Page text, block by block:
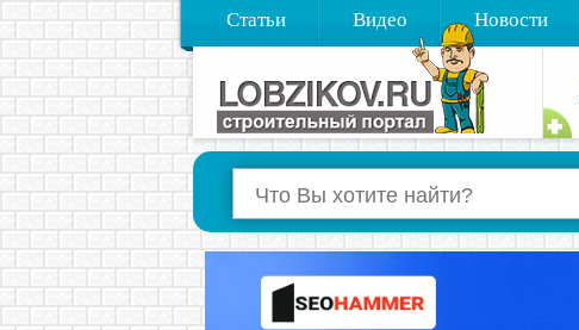
Статьи Видео Новости